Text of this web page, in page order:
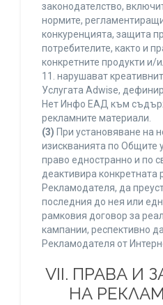
законодателство,
нормите,
конкуренцията, защита
потребителите, както и
конкретните продукти и/
11. нарушават
Услугата Adwise,
Нет Инфо ЕАД към
рекламните материали.
(3) При установяване на
изискванията по Общите
право едностранно и по
деактивира конкретната
Рекламодателя, да
последния до нея или
рамковия договор за
кампании, респективно
Рекламодателя от
VII. ПРАВА И
НА